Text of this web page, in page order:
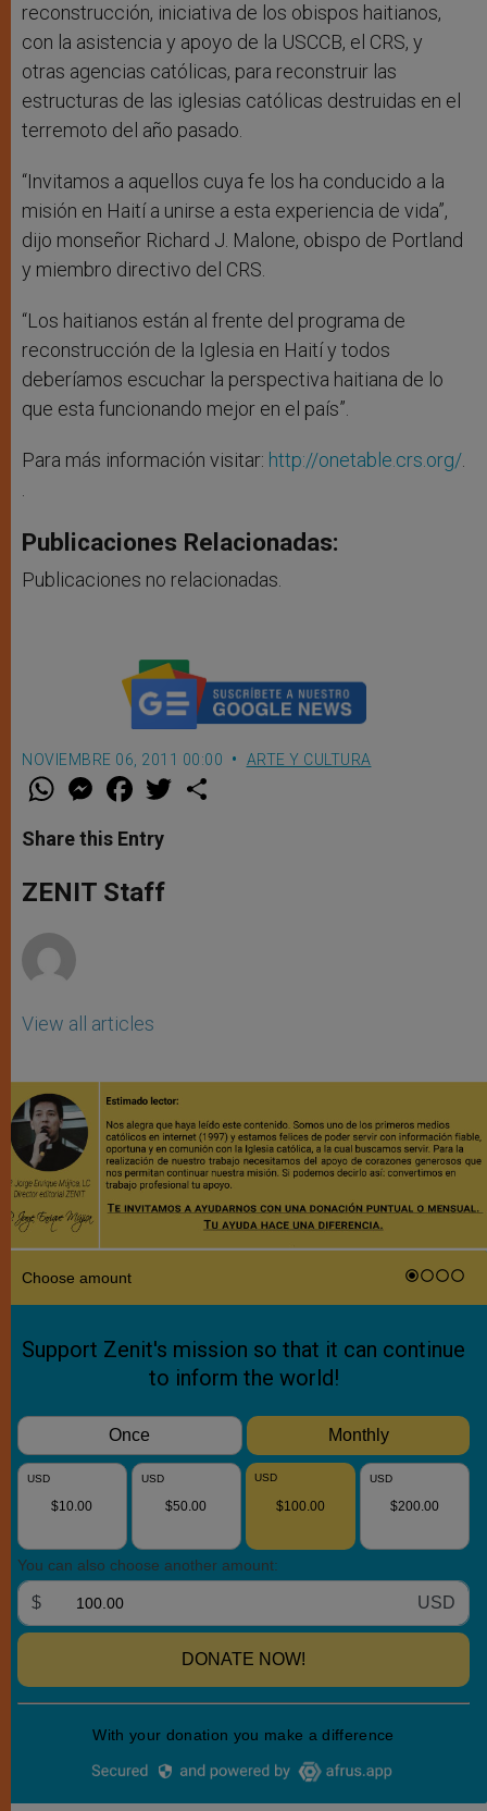
reconstrucción, iniciativa de los obispos haitianos,
con la asistencia y apoyo de la USCCB, el CRS, y
otras agencias católicas, para reconstruir las
estructuras de las iglesias católicas destruidas en el
terremoto del año pasado.
“Invitamos a aquellos cuya fe los ha conducido a la
misión en Haití a unirse a esta experiencia de vida”,
dijo monseñor Richard J. Malone, obispo de Portland
y miembro directivo del CRS.
“Los haitianos están al frente del programa de
reconstrucción de la Iglesia en Haití y todos
deberíamos escuchar la perspectiva haitiana de lo
que esta funcionando mejor en el país”.
Para más información visitar: http://onetable.crs.org/.
.
Publicaciones Relacionadas:
Publicaciones no relacionadas.
NOVIEMBRE 06, 2011 00:00 ARTE Y CULTURA
W
t
s
p
p
M
e
s
e
g
e
F
a
e
b
o
k
w
Share this Entry
ZENIT Staff
View all articles